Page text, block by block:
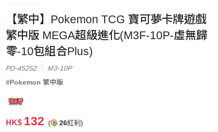
【繁中】Pokemon TCG 寶可夢卡牌遊戲
繁中版 MEGA超級進化(M3F-10P-虛無歸
零-10包組合Plus)
PD-45252
M3-10P
#Pokemon 繁中版
HK$ 132 ( 26紅利)